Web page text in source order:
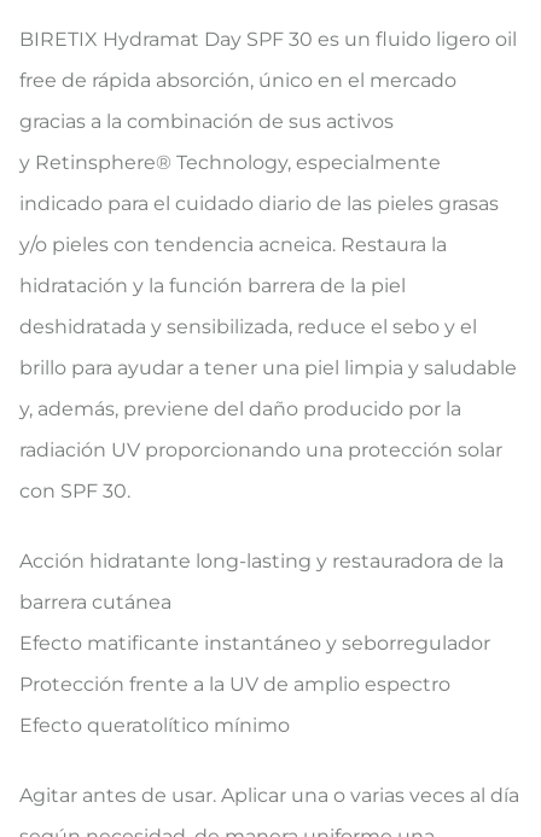
BIRETIX Hydramat Day SPF 30 es un fluido ligero oil
free de rápida absorción, único en el mercado
gracias a la combinación de sus activos
y Retinsphere® Technology, especialmente
indicado para el cuidado diario de las pieles grasas
y/o pieles con tendencia acneica. Restaura la
hidratación y la función barrera de la piel
deshidratada y sensibilizada, reduce el sebo y el
brillo para ayudar a tener una piel limpia y saludable
y, además, previene del daño producido por la
radiación UV proporcionando una protección solar
con SPF 30.
Acción hidratante long-lasting y restauradora de la
barrera cutánea
Efecto matificante instantáneo y seborregulador
Protección frente a la UV de amplio espectro
Efecto queratolítico mínimo
Agitar antes de usar. Aplicar una o varias veces al día